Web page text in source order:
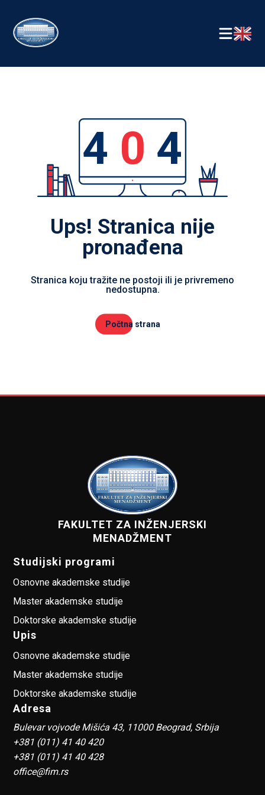
4 0 4
Ups! Stranica nije
pronađena
Stranica koju tražite ne postoji ili je privremeno
nedostupna.
Počtna strana
FAKULTET ZA INŽENJERSKI
MENADŽMENT
Studijski programi
Osnovne akademske studije
Master akademske studije
Doktorske akademske studije
Upis
Osnovne akademske studije
Master akademske studije
Doktorske akademske studije
Adresa
Bulevar vojvode Mišića 43, 11000 Beograd, Srbija
+381 (011) 41 40 420
+381 (011) 41 40 428
office@fim.rs